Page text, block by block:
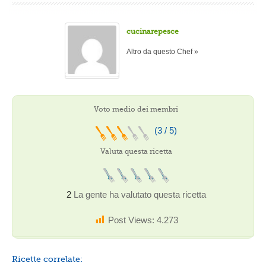
cucinarepesce
Altro da questo Chef »
Voto medio dei membri
(3 / 5)
Valuta questa ricetta
2 La gente ha valutato questa ricetta
Post Views: 4.273
Ricette correlate: